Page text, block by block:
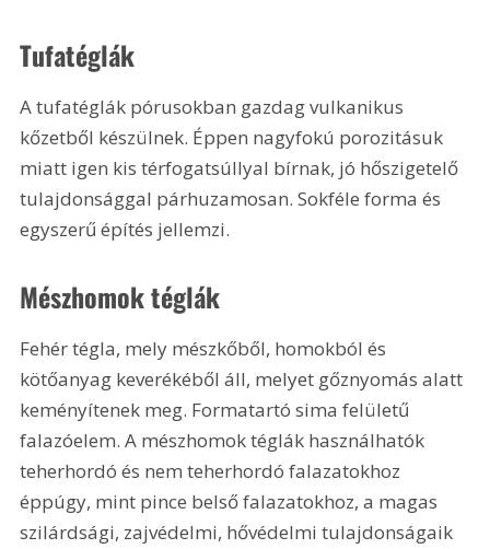
Tufatéglák
A tufatéglák pórusokban gazdag vulkanikus
kőzetből készülnek. Éppen nagyfokú porozitásuk
miatt igen kis térfogatsúllyal bírnak, jó hőszigetelő
tulajdonsággal párhuzamosan. Sokféle forma és
egyszerű építés jellemzi.
Mészhomok téglák
Fehér tégla, mely mészkőből, homokból és
kötőanyag keverékéből áll, melyet gőznyomás alatt
keményítenek meg. Formatartó sima felületű
falazóelem. A mészhomok téglák használhatók
teherhordó és nem teherhordó falazatokhoz
éppúgy, mint pince belső falazatokhoz, a magas
szilárdsági, zajvédelmi, hővédelmi tulajdonságaik